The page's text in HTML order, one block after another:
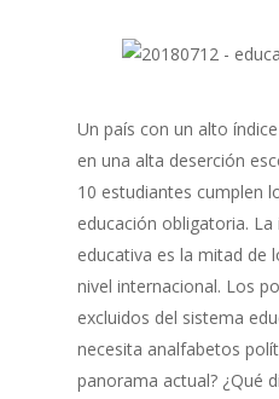
Un país con un alto
en una alta deserción
10 estudiantes cumplen
educación obligatoria. La
educativa es la mitad de
nivel internacional. Los
excluidos del sistema
necesita analfabetos
panorama actual? ¿Qué